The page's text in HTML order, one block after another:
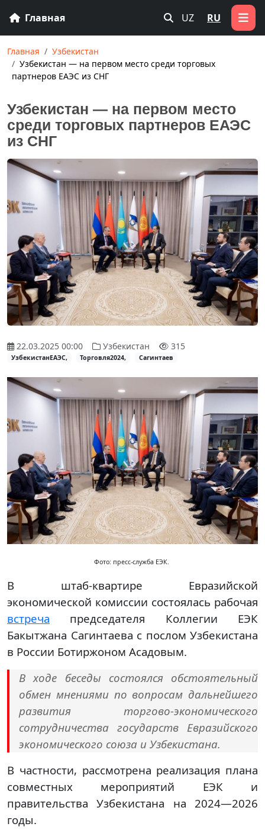
Главная UZ RU
Главная
Узбекистан
Узбекистан — на первом место среди торговых
партнеров ЕАЭС из СНГ
Узбекистан — на первом место
среди торговых партнеров ЕАЭС
из СНГ
22.03.2025 00:00 Узбекистан 315
УзбекистанЕАЭС, Торговля2024, Сагинтаев
Фото: пресс-служба ЕЭК.
В штаб-квартире Евразийской
экономической комиссии состоялась рабочая
встреча председателя Коллегии ЕЭК
Бакытжана Сагинтаева с послом Узбекистана
в России Ботиржоном Асадовым.
В ходе беседы состоялся обстоятельный
обмен мнениями по вопросам дальнейшего
развития торгово-экономического
сотрудничества государств Евразийского
экономического союза и Узбекистана.
В частности, рассмотрена реализация плана
совместных мероприятий ЕЭК и
правительства Узбекистана на 2024—2026
годы.